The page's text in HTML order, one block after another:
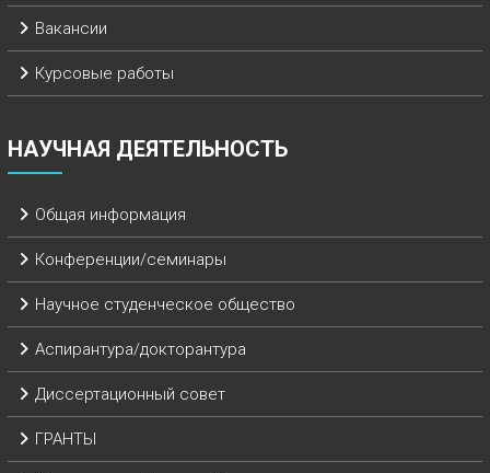
Вакансии
Курсовые работы
НАУЧНАЯ ДЕЯТЕЛЬНОСТЬ
Общая информация
Конференции/семинары
Научное студенческое общество
Аспирантура/докторантура
Диссертационный совет
ГРАНТЫ